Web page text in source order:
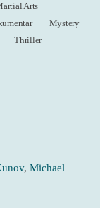
Arts
Mystery
Thriller
, Michael